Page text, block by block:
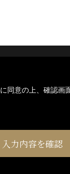
に同意の上、確認画